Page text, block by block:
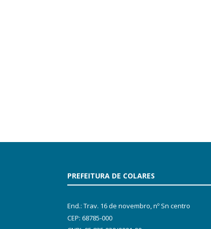
PREFEITURA DE COLARES
End.: Trav. 16 de novembro, nº Sn centro
CEP: 68785-000